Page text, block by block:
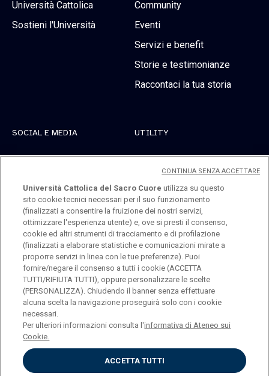
Università Cattolica
Sostieni l'Università
Community
Eventi
Servizi e benefit
Storie e testimonianze
Raccontaci la tua storia
SOCIAL E MEDIA
Instagram
Youtube
UTILITY
Università Cattolica del Sacro Cuore
Largo A. Gemelli, 1 - 20123 Milano
ENGLISH
Università Cattolica del Sacro Cuore utilizza su questo
sito cookie tecnici necessari per il suo funzionamento
(finalizzati a consentire la fruizione dei nostri servizi,
ottimizzare l'esperienza utente) e, ove si presti il consenso,
cookie ed altri strumenti di tracciamento e di profilazione
(finalizzati a elaborare statistiche e comunicazioni mirate a
proporre servizi in linea con le tue preferenze). Puoi
fornire/negare il consenso a tutti i cookie (ACCETTA
TUTTI/RIFIUTA TUTTI), oppure personalizzare le scelte
(PERSONALIZZA). Chiudendo il banner senza effettuare
alcuna scelta la navigazione proseguirà solo con i cookie
necessari.
Per ulteriori informazioni consulta l'informativa di Ateneo sui
Cookie.
ACCETTA TUTTI
CONTINUA SENZA ACCETTARE